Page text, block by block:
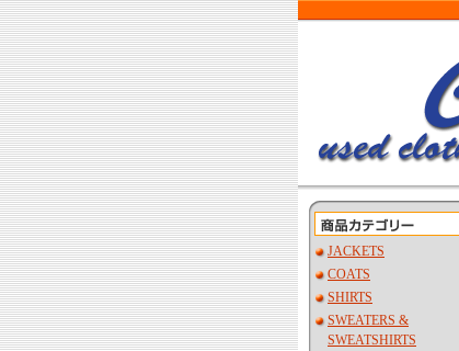
JACKETS
COATS
SHIRTS
SWEATERS &
SWEATSHIRTS